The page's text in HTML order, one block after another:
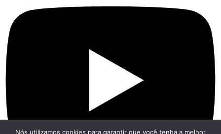
Nós utilizamos cookies para garantir que você tenha a melhor